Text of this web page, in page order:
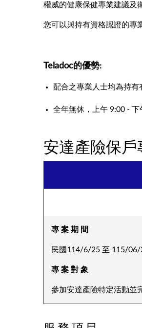
權威的健康保健專業建議及
您可以與持有資格認證的專
Teladoc的優勢:
配合之專業人士均為持
全年無休，上午 9:00 - 下
安達產險保戶
專 案 期 間
民國114/6/25 至 115/06/
專 案 對 象
參加安達產險特定活動並